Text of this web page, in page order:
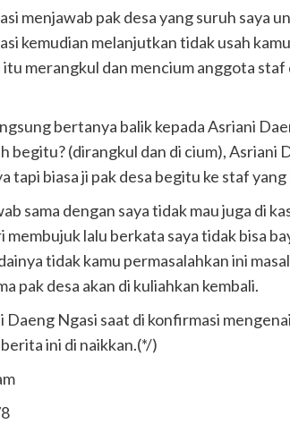
menjawab pak desa yang suruh saya
kemudian melanjutkan tidak usah
itu merangkul dan mencium anggota
bertanya balik kepada Asriani
begitu? (dirangkul dan di cium), Asriani
tapi biasa ji pak desa begitu ke staf yang
sama dengan saya tidak mau juga di
membujuk lalu berkata saya tidak bisa
tidak kamu permasalahkan ini
pak desa akan di kuliahkan kembali.
Daeng Ngasi saat di konfirmasi
ini di naikkan.(*/)